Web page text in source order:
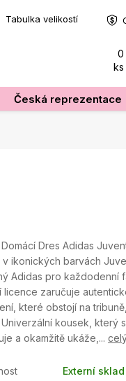
Tabulka velikostí
0
ks
Česká reprezentace
Dres Adidas
ikonických barvách
Adidas pro každodenní
licence zaručuje
které obstojí na
Univerzální kousek, který
a okamžitě ukáže,...
Externí